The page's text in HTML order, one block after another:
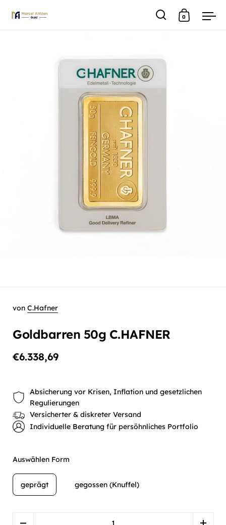
Suche
0
von C.Hafner
Goldbarren 50g C.HAFNER
€6.338,69
Absicherung vor Krisen, Inflation und gesetzlichen
Regulierungen
Versicherter & diskreter Versand
Individuelle Beratung für persöhnliches Portfolio
Auswählen Form
geprägt gegossen (Knuffel)